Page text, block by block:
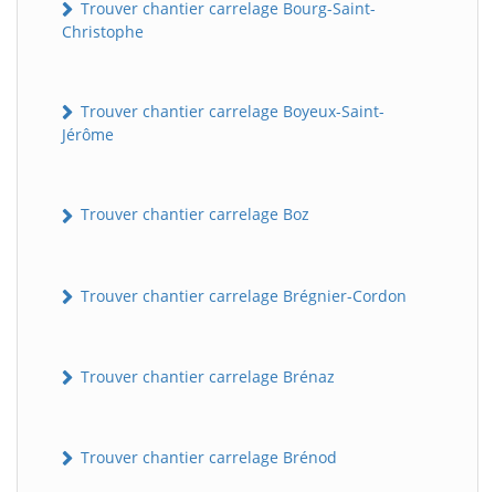
Trouver chantier carrelage Bourg-Saint-
Christophe
Trouver chantier carrelage Boyeux-Saint-
Jérôme
Trouver chantier carrelage Boz
Trouver chantier carrelage Brégnier-Cordon
Trouver chantier carrelage Brénaz
Trouver chantier carrelage Brénod